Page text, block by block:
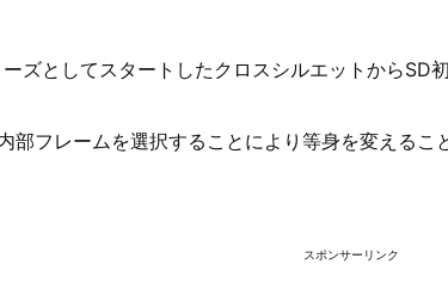
ズとしてスタートしたクロスシルエットからSD
部フレームを選択することにより等身を変えるこ
スポンサーリンク